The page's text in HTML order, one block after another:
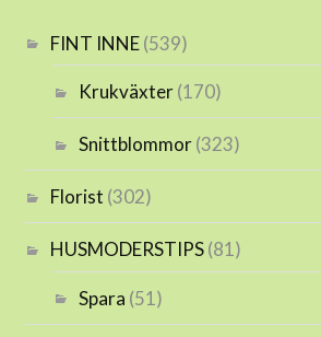
FINT INNE(539)
Krukväxter(170)
Snittblommor(323)
Florist (302)
HUSMODERSTIPS(81)
Spara (51)